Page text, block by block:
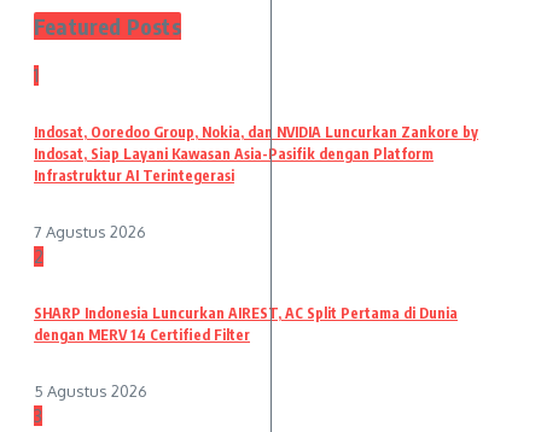
Featured Posts
1
Indosat, Ooredoo Group, Nokia, dan NVIDIA Luncurkan Zankore by
Indosat, Siap Layani Kawasan Asia-Pasifik dengan Platform
Infrastruktur AI Terintegerasi
7 Agustus 2026
2
SHARP Indonesia Luncurkan AIREST, AC Split Pertama di Dunia
dengan MERV 14 Certified Filter
5 Agustus 2026
3